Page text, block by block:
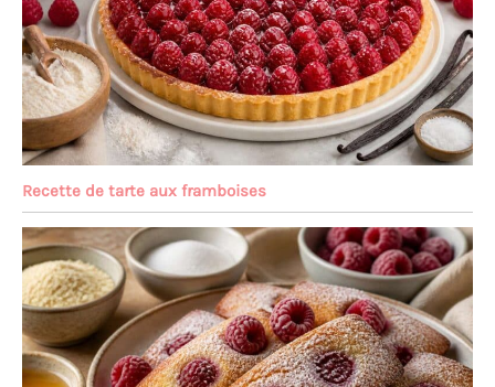
Recette de tarte aux framboises